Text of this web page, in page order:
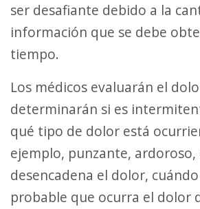
ser desafiante debido a la
información que se debe
tiempo.
Los médicos evaluarán el dolor y
determinarán si es
qué tipo de dolor está
ejemplo, punzante, ardoroso,
desencadena el dolor,
probable que ocurra el dolor